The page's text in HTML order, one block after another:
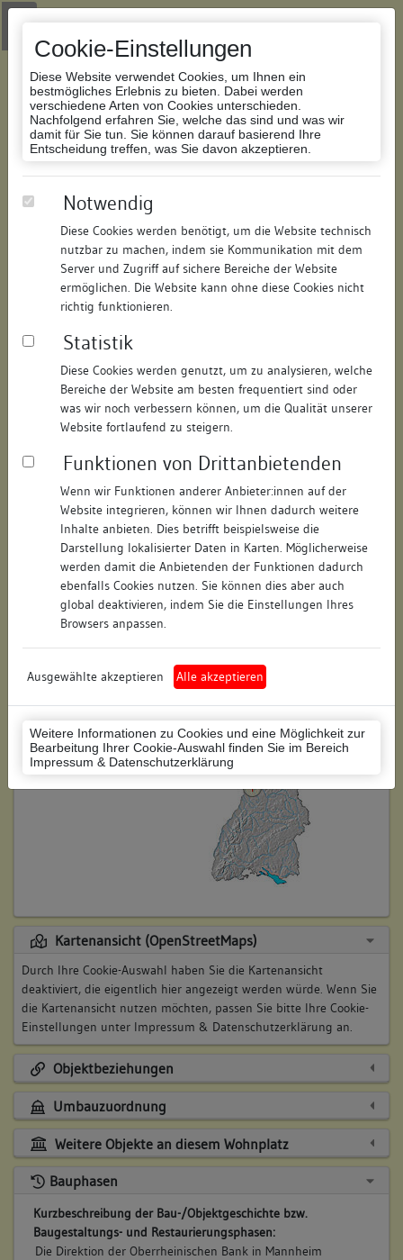
Cookie-Einstellungen
Diese Website verwendet Cookies, um Ihnen ein
bestmögliches Erlebnis zu bieten. Dabei werden
verschiedene Arten von Cookies unterschieden.
Nachfolgend erfahren Sie, welche das sind und was wir
damit für Sie tun. Sie können darauf basierend Ihre
Entscheidung treffen, was Sie davon akzeptieren.
Notwendig
Diese Cookies werden benötigt, um die Website technisch
nutzbar zu machen, indem sie Kommunikation mit dem
Server und Zugriff auf sichere Bereiche der Website
ermöglichen. Die Website kann ohne diese Cookies nicht
richtig funktionieren.
Statistik
Diese Cookies werden genutzt, um zu analysieren, welche
Bereiche der Website am besten frequentiert sind oder
was wir noch verbessern können, um die Qualität unserer
Website fortlaufend zu steigern.
Funktionen von Drittanbietenden
Wenn wir Funktionen anderer Anbieter:innen auf der
Website integrieren, können wir Ihnen dadurch weitere
Inhalte anbieten. Dies betrifft beispielsweise die
Darstellung lokalisierter Daten in Karten. Möglicherweise
werden damit die Anbietenden der Funktionen dadurch
ebenfalls Cookies nutzen. Sie können dies aber auch
global deaktivieren, indem Sie die Einstellungen Ihres
Browsers anpassen.
Ausgewählte akzeptieren Alle akzeptieren
Weitere Informationen zu Cookies und eine Möglichkeit zur
Bearbeitung Ihrer Cookie-Auswahl finden Sie im Bereich
Impressum & Datenschutzerklärung
Zur Navigation springen
Zum Inhalt der Website springen
Datenbank Bauforschung/Restaurierung
Bank- und Wohnhaus
131314119057/ Datum: 28.08.2009
Datenbestand:
Bauforschung
Objektdaten
Straße: Hauptstraße
Hausnummer: 126
Postleitzahl: 69117
Stadt-Teilort: Heidelberg-Altstadt
Regierungsbezirk: Karlsruhe
Heidelberg (Stadtkreis)
Flurstücknummer: 943
Historischer Straßenname: keiner
Historische Gebäudenummer: keine
Lage des Wohnplatzes:
Kartenansicht (OpenStreetMaps)
Durch Ihre Cookie-Auswahl haben Sie die Kartenansicht
deaktiviert, die eigentlich hier angezeigt werden würde. Wenn Sie
die Kartenansicht nutzen möchten, passen Sie bitte Ihre Cookie-
Einstellungen unter Impressum & Datenschutzerklärung an.
Objektbeziehungen
Umbauzuordnung
Weitere Objekte an diesem Wohnplatz
Bauphasen
Kurzbeschreibung der Bau-/Objektgeschichte bzw.
Baugestaltungs- und Restaurierungsphasen:
Die Direktion der Oberrheinischen Bank in Mannheim